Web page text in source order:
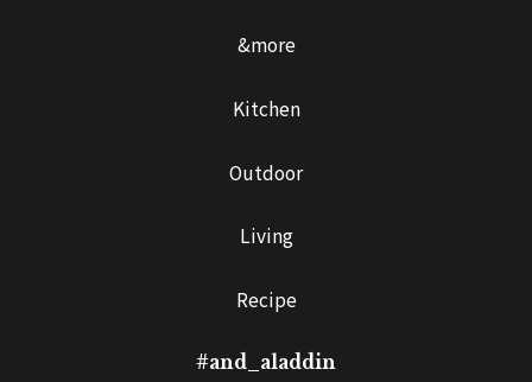
&more
Kitchen
Outdoor
Living
Recipe
#and_aladdin